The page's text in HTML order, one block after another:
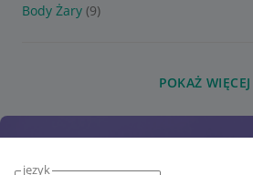
język
Body Żary (9)
POKAŻ WIĘCEJ